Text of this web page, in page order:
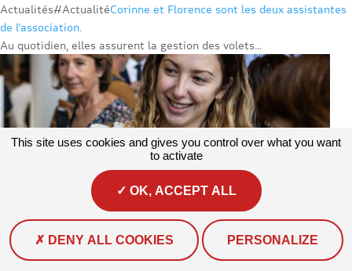
Actualités#ActualitéCorinne et Florence sont les deux assistantes
de l’association.
Au quotidien, elles assurent la gestion des volets...
This site uses cookies and gives you control over what you want
to activate
OK, ACCEPT ALL
DENY ALL COOKIES PERSONALIZE